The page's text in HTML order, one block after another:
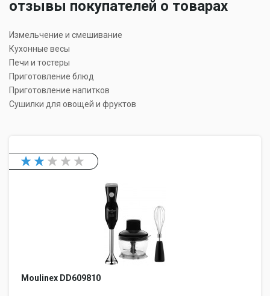
отзывы покупателей о товарах
Измельчение и смешивание
Кухонные весы
Печи и тостеры
Приготовление блюд
Приготовление напитков
Сушилки для овощей и фруктов
Moulinex DD609810